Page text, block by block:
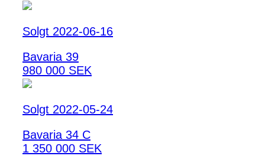
Solgt 2022-06-16
Bavaria 39
980 000 SEK
Solgt 2022-05-24
Bavaria 34 C
1 350 000 SEK